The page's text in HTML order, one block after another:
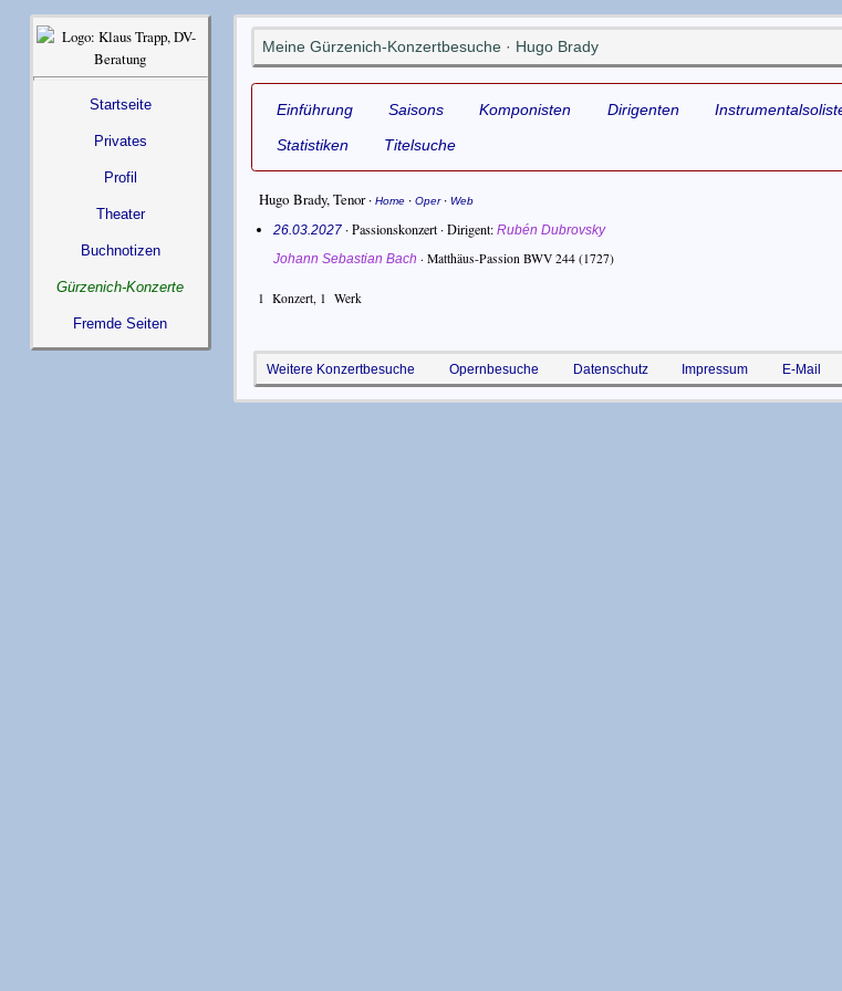
Startseite
Privates
Profil
Theater
Buchnotizen
Gürzenich-Konzerte
Fremde Seiten
Meine Gürzenich-Konzertbesuche · Hugo Brady
Einführung Saisons Komponisten Dirigenten
Statistiken
Titelsuche
Hugo Brady,Tenor· Home· Oper· Web
26.03.2027· Passionskonzert ·Dirigent Rubén Dubrovsky
Johann Sebastian Bach · Matthäus-Passion BWV 244(1727)
1 Konzert, 1 Werk
Weitere Konzertbesuche Opernbesuche Datenschutz Impressum E-Mail